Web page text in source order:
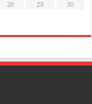
28 29
30